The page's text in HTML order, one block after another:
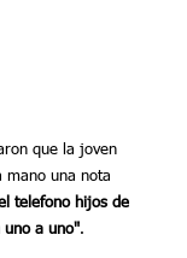
mano una nota
telefono hijos de
uno a uno".